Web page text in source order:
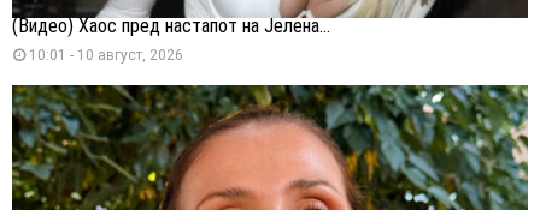
(Видео) Хаос пред настапот на Јелена...
10:01 - 10 август, 2026